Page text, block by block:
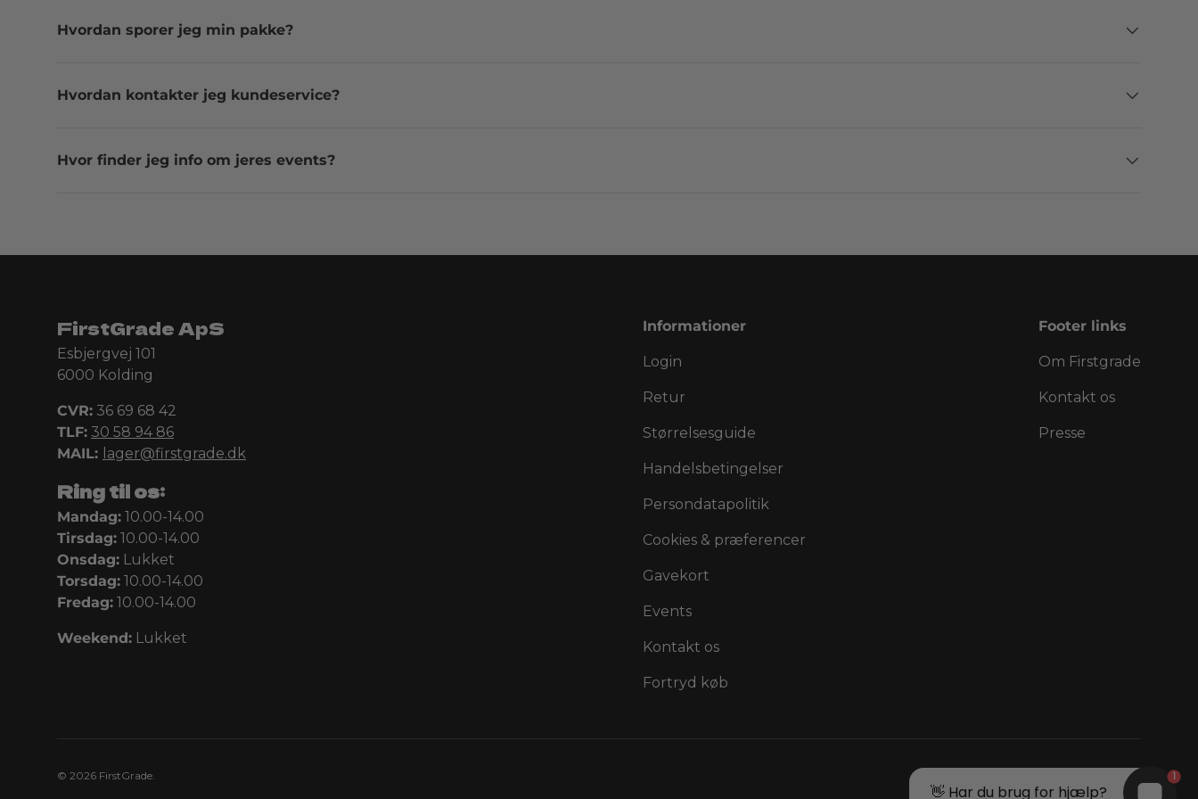
Hvordan sporer jeg min pakke?
Hvordan kontakter jeg kundeservice?
Hvor finder jeg info om jeres events?
FirstGrade ApS
Esbjergvej 101
6000 Kolding
CVR: 36 69 68 42
TLF: 30 58 94 86
MAIL: lager@firstgrade.dk
Ring til os:
Mandag: 10.00-14.00
Tirsdag: 10.00-14.00
Onsdag: Lukket
Torsdag: 10.00-14.00
Fredag: 10.00-14.00
Weekend: Lukket
Informationer
Login
Retur
Størrelsesguide
Handelsbetingelser
Persondatapolitik
Cookies & præferencer
Gavekort
Events
Kontakt os
Fortryd køb
Footer links
Om Firstgrade
Kontakt os
Presse
© 2026 FirstGrade
👋 Har du brug for hjælp?
1